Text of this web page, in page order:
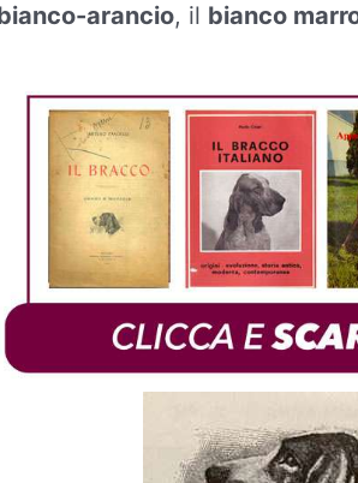
arancio, il bianco